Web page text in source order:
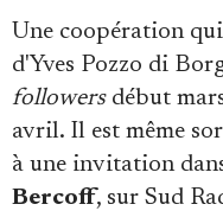
Une coopération
d'Yves Pozzo di
followersdébut
avril. Il est même
à une invitation
Bercoff, sur Sud